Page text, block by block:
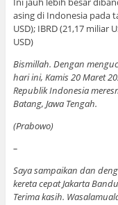
asing di Indonesia pada
USD); IBRD (21,17 miliar
USD)
Bismillah. Dengan
hari ini, Kamis 20 Maret
Republik Indonesia
Batang, Jawa Tengah.
(Prabowo)
–
Saya sampaikan dan
kereta cepat Jakarta
Terima kasih.